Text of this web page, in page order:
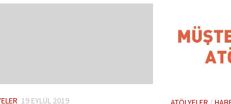
19 EYLÜL 2019